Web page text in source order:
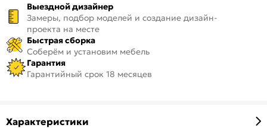
Выездной дизайнер
Замеры, подбор моделей и создание дизайн-
проекта на месте
Быстрая сборка
Соберём и установим мебель
Гарантия
Гарантийный срок 18 месяцев
Характеристики